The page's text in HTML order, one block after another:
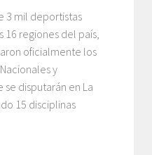
3 mil deportistas
regiones del país,
oficialmente los
y
se disputarán en La
15 disciplinas